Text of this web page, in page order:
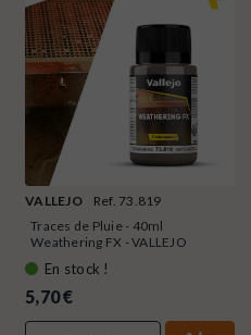
VALLEJO
Ref. 73.819
Traces de Pluie - 40ml
Weathering FX - VALLEJO
En stock !
5,70 €